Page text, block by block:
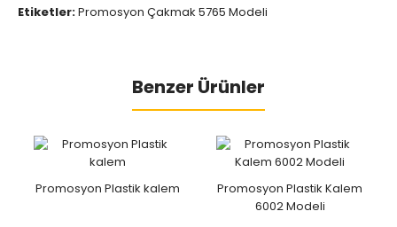
Etiketler:Promosyon Çakmak 5765 Modeli
Benzer Ürünler
Promosyon Plastik kalem
Promosyon Plastik Kalem
6002 Modeli